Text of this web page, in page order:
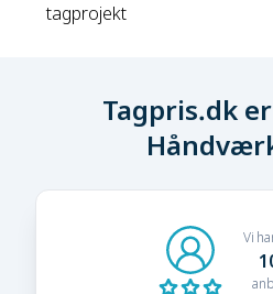
tagprojekt
Tagpris.dk
Vi